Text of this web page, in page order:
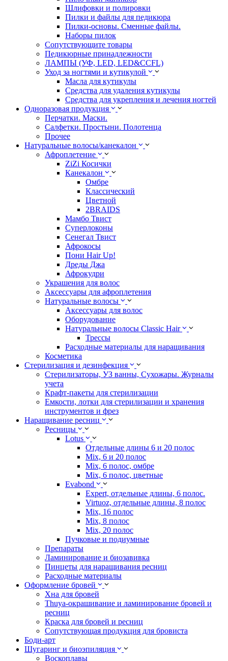
Шлифовки и полировки
Пилки и файлы для педикюра
Пилки-основы. Сменные файлы.
Наборы пилок
Сопутствующите товары
Педикюрные принадлежности
ЛАМПЫ (УФ, LED, LED&CCFL)
Уход за ногтями и кутикулой
Масла для кутикулы
Средства для удаления кутикулы
Средства для укрепления и лечения ногтей
Одноразовая продукция
Перчатки. Маски.
Салфетки. Простыни. Полотенца
Прочее
Натуральные волосы/канекалон
Афроплетение
ZiZi Косички
Канекалон
Омбре
Классический
Цветной
2BRAIDS
Мамбо Твист
Суперлоконы
Сенегал Твист
Афрокосы
Пони Hair Up!
Дреды Джа
Афрокудри
Украшения для волос
Аксессуары для афроплетения
Натуральные волосы
Аксессуары для волос
Оборудование
Натуральные волосы Classic Hair
Трессы
Расходные материалы для наращивания
Косметика
Стерилизация и дезинфекция
Стерилизаторы, УЗ ванны, Сухожары. Журналы
учета
Крафт-пакеты для стерилизации
Емкости, лотки для стерилизации и хранения
инструментов и фрез
Наращивание ресниц
Ресницы
Lotus
Отдельные длины 6 и 20 полос
Mix, 6 и 20 полос
Mix, 6 полос, омбре
Mix, 6 полос, цветные
Evabond
Expert, отдельные длины, 6 полос.
Virtuoz, отдельные длины, 8 полос
Mix, 16 полос
Mix, 8 полос
Mix, 20 полос
Пучковые и подиумные
Препараты
Ламинирование и биозавивка
Пинцеты для наращивания ресниц
Расходные материалы
Оформление бровей
Хна для бровей
Thuya-окрашивание и ламинирование бровей и
ресниц
Краска для бровей и ресниц
Сопутствующая продукция для бровиста
Боди-арт
Шугаринг и биоэпиляция
Воскоплавы